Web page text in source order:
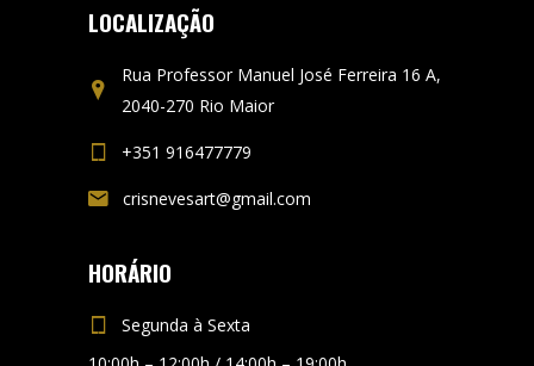
LOCALIZAÇÃO
Rua Professor Manuel José Ferreira 16 A,
2040-270 Rio Maior
+351 916477779
crisnevesart@gmail.com
HORÁRIO
Segunda à Sexta